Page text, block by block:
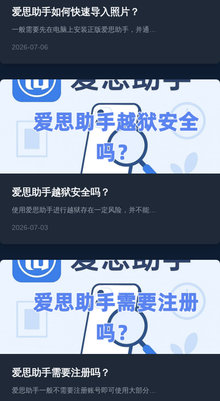
爱思助手如何快速导入照片？
一般需要先在电脑上安装正版爱思助手，并通…
2026-07-06
爱思助手越狱安全吗？
使用爱思助手进行越狱存在一定风险，并不能…
2026-07-03
爱思助手需要注册吗？
爱思助手一般不需要注册账号即可使用大部分…